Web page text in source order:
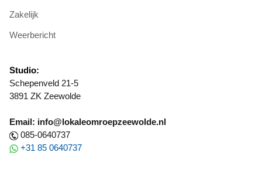
Zakelijk
Weerbericht
Studio:
Schepenveld 21-5
3891 ZK Zeewolde
Email: info@lokaleomroepzeewolde.nl
085-0640737
+31 85 0640737